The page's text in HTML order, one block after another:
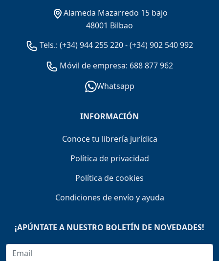
Alameda Mazarredo 15 bajo
48001 Bilbao
Tels.: (+34) 944 255 220-(+34) 902 540 992
Móvil de empresa: 688 877 962
Whatsapp
INFORMACIÓN
Conoce tu librería jurídica
Política de privacidad
Política de cookies
Condiciones de envío y ayuda
¡APÚNTATE A NUESTRO BOLETÍN DE NOVEDADES!